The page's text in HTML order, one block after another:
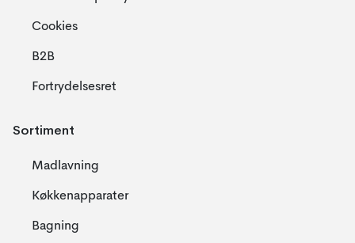
Cookies
B2B
Fortrydelsesret
Sortiment
Madlavning
Køkkenapparater
Bagning